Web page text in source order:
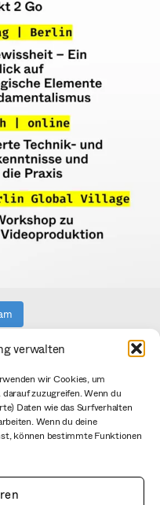
verwalten
wir Cookies, um
zuzugreifen. Wenn du
Daten wie das Surfverhalten
Wenn du deine
können bestimmte Funktionen